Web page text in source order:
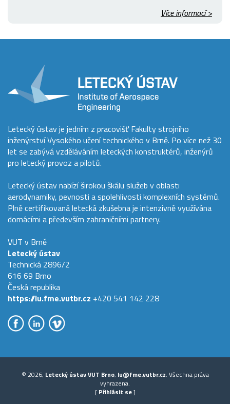
Více informací >
Letecký ústav je jedním z pracovišť Fakulty strojního
inženýrství Vysokého učení technického v Brně. Po více než 30
let se zabývá vzděláváním leteckých konstruktérů, inženýrů
pro letecký provoz a pilotů.
Letecký ústav nabízí širokou škálu služeb v oblasti
aerodynamiky, pevnosti a spolehlivosti komplexních systémů.
Plně certifikovaná letecká zkušebna je intenzivně využívána
domácími a především zahraničními partnery.
VUT v Brně
Letecký ústav
Technická 2896/2
616 69 Brno
Česká republika
https://lu.fme.vutbr.cz +420 541 142 228
© 2026, Letecký ústav VUT Brno, lu@fme.vutbr.cz. Všechna práva
vyhrazena.
[ Přihlásit se]